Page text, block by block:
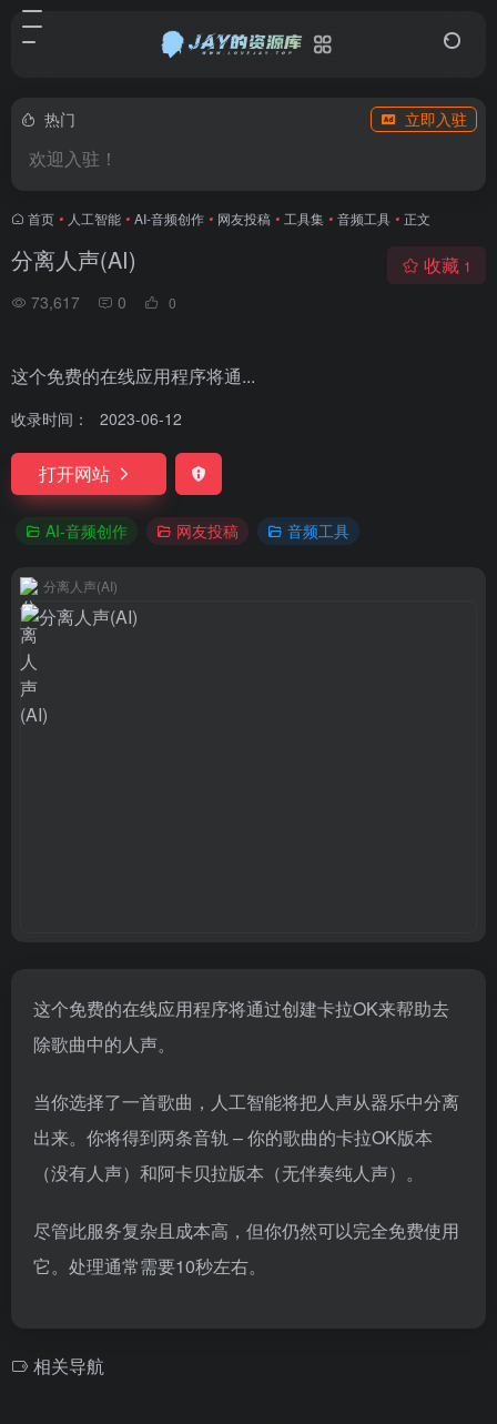
热门 立即入驻
欢迎入驻！
首页 • 人工智能 • AI-音频创作 • 网友投稿 • 工具集 • 音频工具 • 正文
分离人声(AI)
73,617 0 0
收藏 1
这个免费的在线应用程序将通...
收录时间： 2023-06-12
打开网站
AI-音频创作 网友投稿 音频工具
分离人声(AI)
这个免费的在线应用程序将通过创建卡拉OK来帮助去
除歌曲中的人声。
当你选择了一首歌曲，人工智能将把人声从器乐中分离
出来。你将得到两条音轨 – 你的歌曲的卡拉OK版本
（没有人声）和阿卡贝拉版本（无伴奏纯人声）。
尽管此服务复杂且成本高，但你仍然可以完全免费使用
它。处理通常需要10秒左右。
相关导航